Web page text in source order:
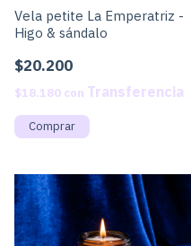
Vela petite La Emperatriz -
Higo & sándalo
$20.200
$18.180 con